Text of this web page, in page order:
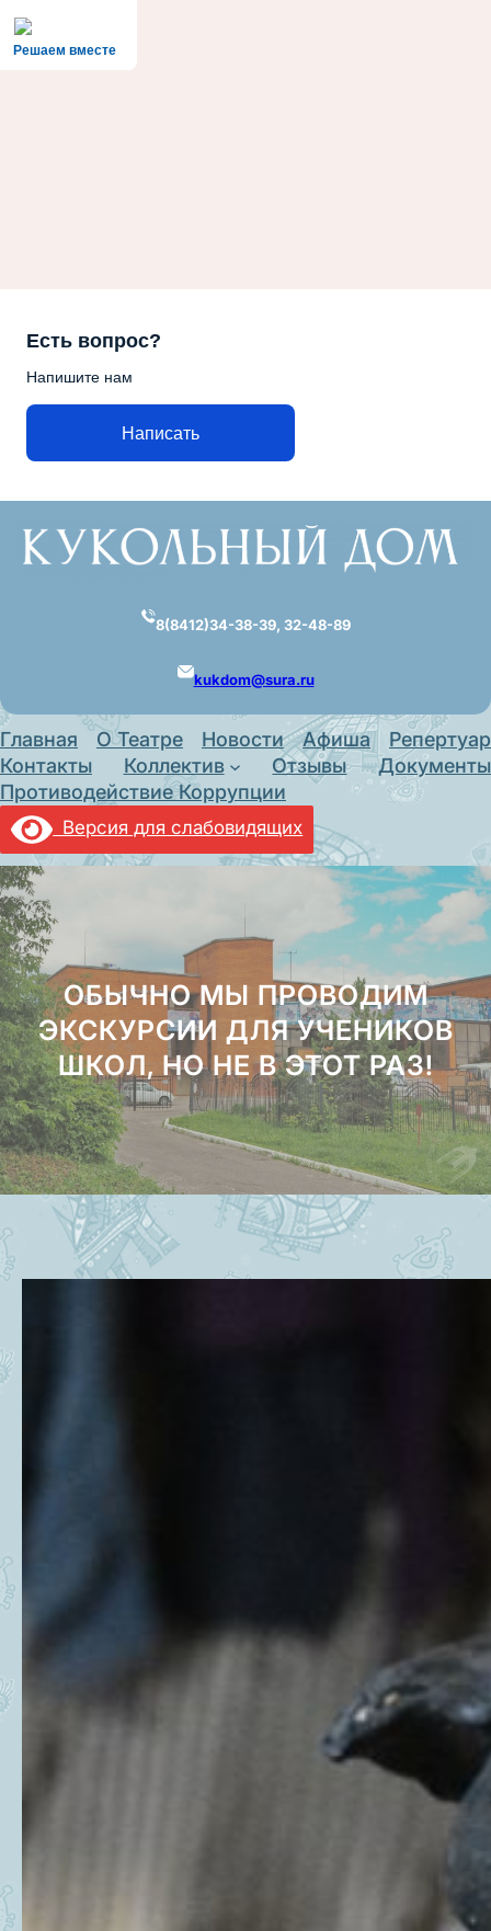
Решаем вместе
Есть вопрос?
Напишите нам
Написать
содержимому
8(8412)34-38-39, 32-48-89
kukdom@sura.ru
Главная О Театре Новости Афиша
Репертуар
Контакты
Коллектив Отзывы
Документы
Противодействие Коррупции
Версия для слабовидящих
ОБЫЧНО МЫ ПРОВОДИМ
ЭКСКУРСИИ ДЛЯ УЧЕНИКОВ
ШКОЛ, НО НЕ В ЭТОТ РАЗ!